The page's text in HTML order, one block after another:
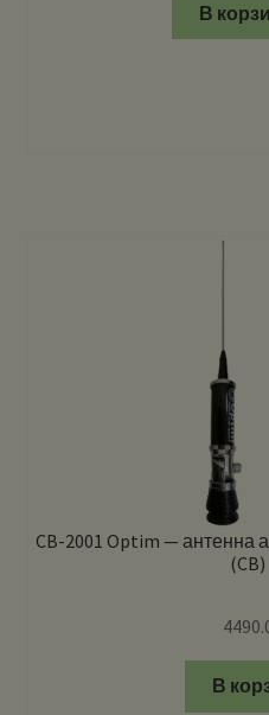
В
CB-2001 Optim — антенна
(CB)
В